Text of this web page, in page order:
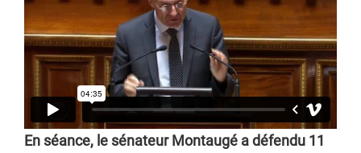
En séance, le sénateur Montaugé a défendu 11